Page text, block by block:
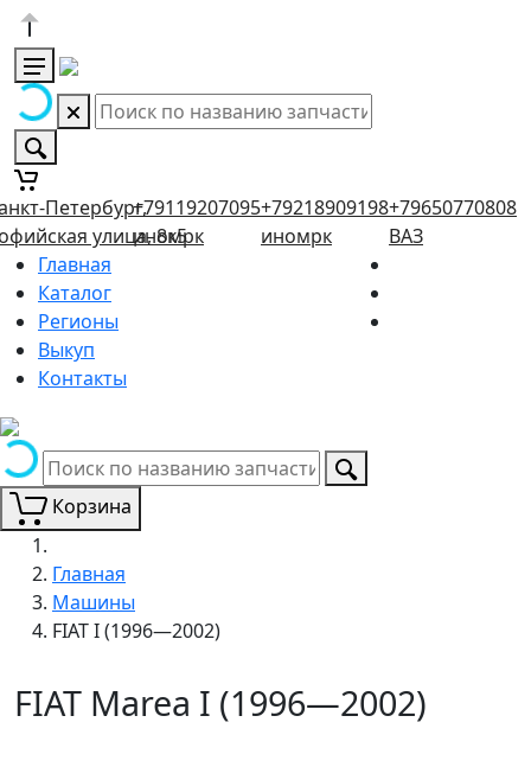
Петербург,
улица, 8к5
+79119207095
иномрк
+79218909198
иномрк
+79650770808
ВАЗ
Главная
Каталог
Регионы
Выкуп
Контакты
Корзина
Главная
Машины
FIAT I (1996—2002)
FIAT Marea I (1996—2002)